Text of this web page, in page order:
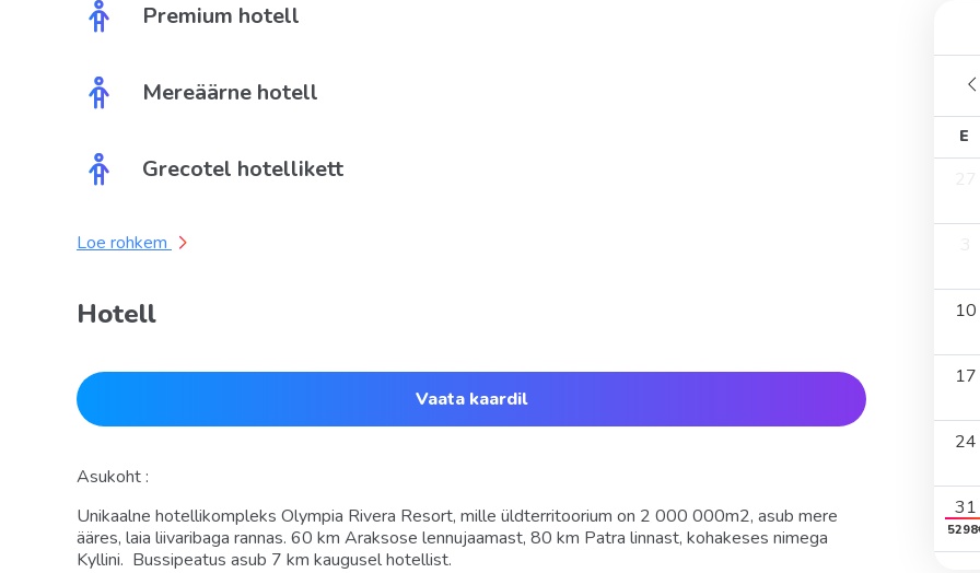
Premium hotell
Mereäärne hotell
Grecotel hotellikett
E
10
17
24
31
Loe rohkem
Hotell
Vaata kaardil
Asukoht :
Unikaalne hotellikompleks Olympia Rivera Resort, mille üldterritoorium on 2 000 000m2, asub mere
ääres, laia liivaribaga rannas. 60 km Araksose lennujaamast, 80 km Patra linnast, kohakeses nimega
Kyllini. Bussipeatus asub 7 km kaugusel hotellist.